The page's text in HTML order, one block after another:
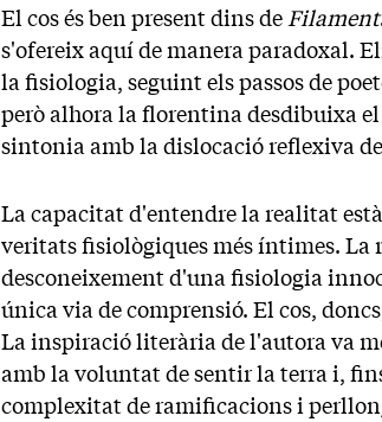
El cos és ben present dins de
s'ofereix aquí de manera paradoxal.
la fisiologia, seguint els passos de
però alhora la florentina desdibuixa
sintonia amb la dislocació reflexiva
La capacitat d'entendre la realitat
veritats fisiològiques més íntimes. La
desconeixement d'una fisiologia
única via de comprensió. El cos,
La inspiració literària de l'autora va
amb la voluntat de sentir la terra i,
complexitat de ramificacions i